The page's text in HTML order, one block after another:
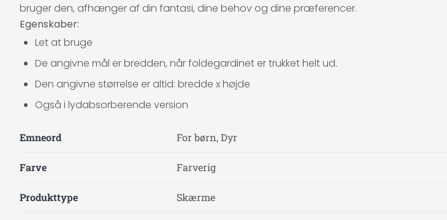
bruger den, afhænger af din fantasi, dine behov og dine præferencer.
Egenskaber:
Let at bruge
De angivne mål er bredden, når foldegardinet er trukket helt ud.
Den angivne størrelse er altid: bredde x højde
Også i lydabsorberende version
Emneord For børn, Dyr
Farve Farverig
Produkttype Skærme